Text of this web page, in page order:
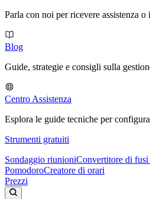
Parla con noi per ricevere assistenza
Blog
Guide, strategie e consigli sulla
Centro Assistenza
Esplora le guide tecniche per
Strumenti gratuiti
Sondaggio riunioniConvertitore di fusi
PomodoroCreatore di orari
Prezzi